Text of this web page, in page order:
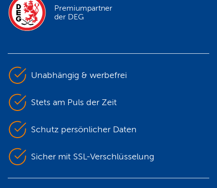
Premiumpartner
der DEG
Unabhängig & werbefrei
Stets am Puls der Zeit
Schutz persönlicher Daten
Sicher mit SSL-Verschlüsselung